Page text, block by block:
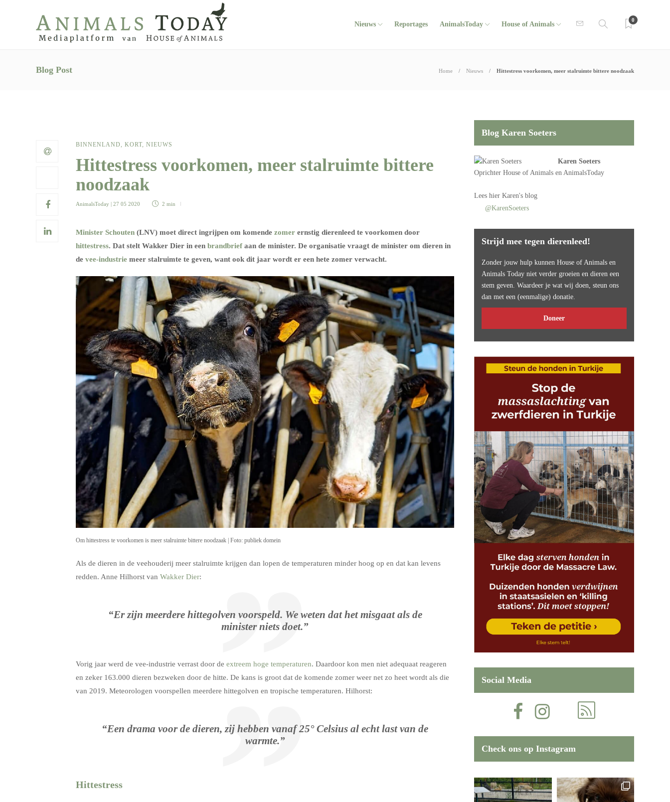
Nieuws Reportages AnimalsToday House of Animals
0
Blog Post Home Nieuws Hittestress voorkomen, meer stalruimte bittere noodzaak
BINNENLAND, KORT, NIEUWS
Hittestress voorkomen, meer stalruimte bittere
noodzaak
AnimalsToday | 27 05 2020 2 min
Minister Schouten (LNV) moet direct ingrijpen om komende zomer ernstig dierenleed te voorkomen door
hittestress. Dat stelt Wakker Dier in een brandbrief aan de minister. De organisatie vraagt de minister om dieren in
de vee-industrie meer stalruimte te geven, want ook dit jaar wordt er een hete zomer verwacht.
Om hittestress te voorkomen is meer stalruimte bittere noodzaak | Foto: publiek domein
Als de dieren in de veehouderij meer stalruimte krijgen dan lopen de temperaturen minder hoog op en dat kan levens
redden. Anne Hilhorst van Wakker Dier:
“Er zijn meerdere hittegolven voorspeld. We weten dat het misgaat als de
minister niets doet.”
Vorig jaar werd de vee-industrie verrast door de extreem hoge temperaturen. Daardoor kon men niet adequaat reageren
en zeker 163.000 dieren bezweken door de hitte. De kans is groot dat de komende zomer weer net zo heet wordt als die
van 2019. Meteorologen voorspellen meerdere hittegolven en tropische temperaturen. Hilhorst:
“Een drama voor de dieren, zij hebben vanaf 25° Celsius al echt last van de
warmte.”
Hittestress
Blog Karen Soeters
Karen Soeters
OprichterHouse of Animals en AnimalsToday
Leeshier Karen's blog
@KarenSoeters
Strijd mee tegen dierenleed!
Zonder jouw hulp kunnen House of Animals en
Animals Today niet verder groeien en dieren een
stem geven. Waardeer je wat wij doen, steun ons
dan met een (eenmalige) donatie.
Doneer
Social Media
Check ons op Instagram